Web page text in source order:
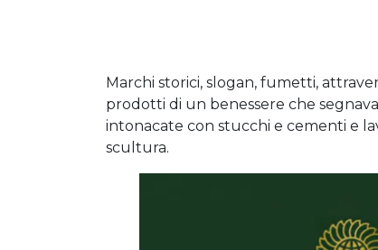
Marchi storici, slogan, fumetti,
prodotti di un benessere che
intonacate con stucchi e cementi e
scultura.